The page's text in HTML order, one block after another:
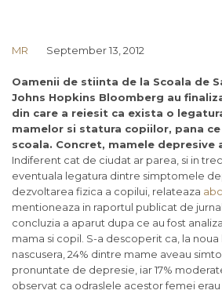
MR September 13, 2012
Oamenii de stiinta de la Scoala de
Johns Hopkins Bloomberg au
din care a reiesit ca exista o
mamelor si statura copiilor, pana
scoala. Concret, mamele depresive
Indiferent cat de ciudat ar parea, si in
eventuala legatura dintre simptomele
dezvoltarea fizica a copilui, relateaza
mentioneaza in raportul publicat de
concluzia a aparut dupa ce au fost
mama si copil. S-a descoperit ca, la noua
nascusera, 24% dintre mame aveau
pronuntate de depresie, iar 17%
observat ca odraslele acestor femei